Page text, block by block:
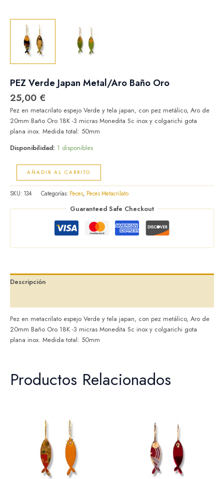
PEZ Verde Japan Metal/Aro Baño Oro
25,00 €
Pez en metacrilato espejo Verde y tela japan, con pez metálico, Aro de
20mm Baño Oro 18K -3 micras Monedita Sc inox y colgarichi gota
plana inox. Medida total: 50mm
Disponibilidad: 1 disponibles
AÑADIR AL CARRITO
SKU: 134 Categorías: Peces, Peces Metacrilato
Guaranteed Safe Checkout
Descripción
Pez en metacrilato espejo Verde y tela japan, con pez metálico, Aro de
20mm Baño Oro 18K -3 micras Monedita Sc inox y colgarichi gota
plana inox. Medida total: 50mm
Productos Relacionados